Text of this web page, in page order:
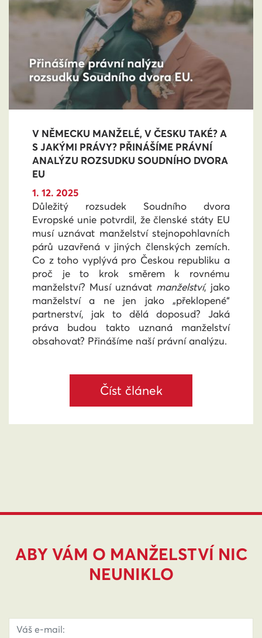
V NĚMECKU MANŽELÉ, V ČESKU TAKÉ? A
S JAKÝMI PRÁVY? PŘINÁŠÍME PRÁVNÍ
ANALÝZU ROZSUDKU SOUDNÍHO DVORA
EU
1. 12. 2025
Důležitý rozsudek Soudního dvora
Evropské unie potvrdil, že členské státy EU
musí uznávat manželství stejnopohlavních
párů uzavřená v jiných členských zemích.
Co z toho vyplývá pro Českou republiku a
proč je to krok směrem k rovnému
manželství? Musí uznávat manželství, jako
manželství a ne jen jako „překlopené“
partnerství, jak to dělá doposud? Jaká
práva budou takto uznaná manželství
obsahovat? Přinášíme naší právní analýzu.
Číst článek
ABY VÁM O MANŽELSTVÍ NIC
NEUNIKLO